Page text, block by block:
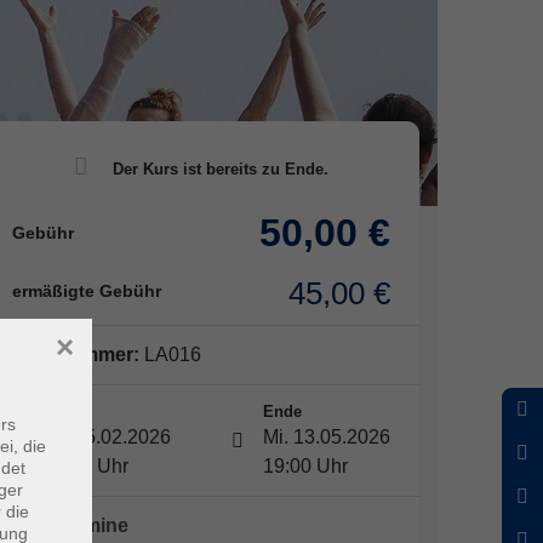
Gebühr 50,00 €
ermäßigte Gebühr 45,00 €
Kursnummer: LA016
Mi. 25.02.2026
18:00 Uhr
Ende
Mi. 13.05.2026
19:00 Uhr
10 x Termine
die
die
×